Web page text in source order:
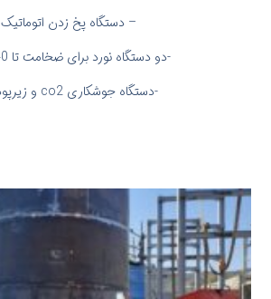
– دستگاه پخ زدن اتوماتیک
-دو دستگاه نورد برای ضخامت تا 40 mm
-دستگاه جوشکاری co2 و زیرپودری